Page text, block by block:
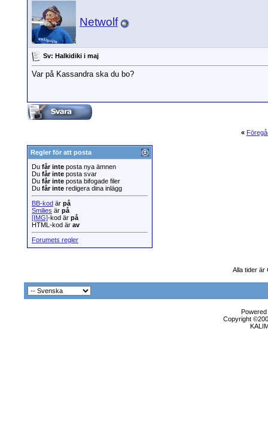
Netwolf
Sv: Halkidiki i maj
Var på Kassandra ska du bo?
«
Regler för att posta
Du får inte posta nya ämnen
Du får inte posta svar
Du får inte posta bifogade filer
Du får inte redigera dina inlägg
BB-kod är på
Smilies är på
[IMG]-kod är på
HTML-kod är av
Forumets regler
Alla tider är
Copyright